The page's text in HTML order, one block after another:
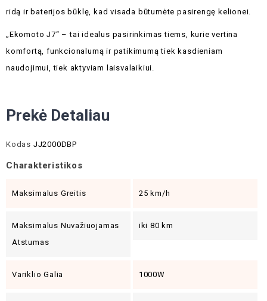
ridą ir baterijos būklę, kad visada būtumėte pasirengę kelionei.
„Ekomoto J7“ – tai idealus pasirinkimas tiems, kurie vertina
komfortą, funkcionalumą ir patikimumą tiek kasdieniam
naudojimui, tiek aktyviam laisvalaikiui.
Prekė Detaliau
Kodas JJ2000DBP
Charakteristikos
Maksimalus Greitis 25 km/h
Maksimalus Nuvažiuojamas
Atstumas
iki 80 km
Variklio Galia 1000W